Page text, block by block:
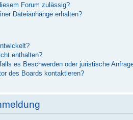
Forum zulässig?
Dateianhänge erhalten?
enthalten?
es Beschwerden oder juristische
des Boards kontaktieren?